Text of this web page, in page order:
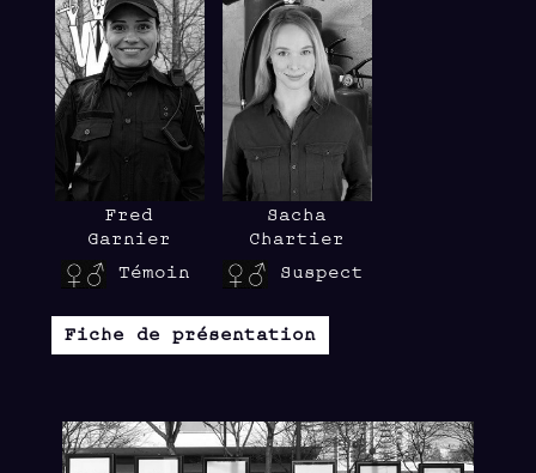
Fred
Garnier
Témoin
Sacha
Chartier
Suspect
Fiche de présentation